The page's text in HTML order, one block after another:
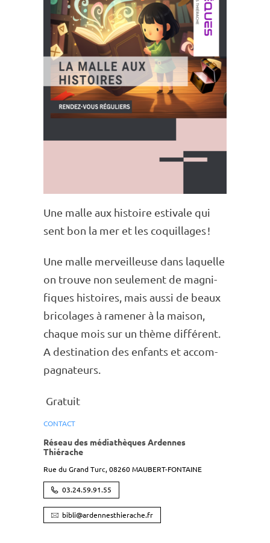
Une malle aux histoire esti­vale qui
sent bon la mer et les coquillages !
Une malle merveilleuse dans laquelle
on trouve non seule­ment de magni­
fiques histoires, mais aussi de beaux
brico­lages à rame­ner à la maison,
chaque mois sur un thème diffé­rent.
A desti­na­tion des enfants et accom­
pa­gna­teurs.
Gratuit
CONTACT
Réseau des médiathèques Ardennes
Thiérache
Rue du Grand Turc, 08260 MAUBERT-FONTAINE
03.24.59.91.55
bibli@ardennesthierache.fr